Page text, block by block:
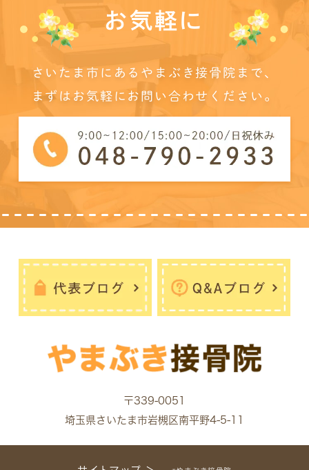
お気軽に
さいたま市にあるやまぶき接骨院まで、
まずはお気軽にお問い合わせください。
〒339-0051
埼玉県さいたま市岩槻区南平野4-5-11